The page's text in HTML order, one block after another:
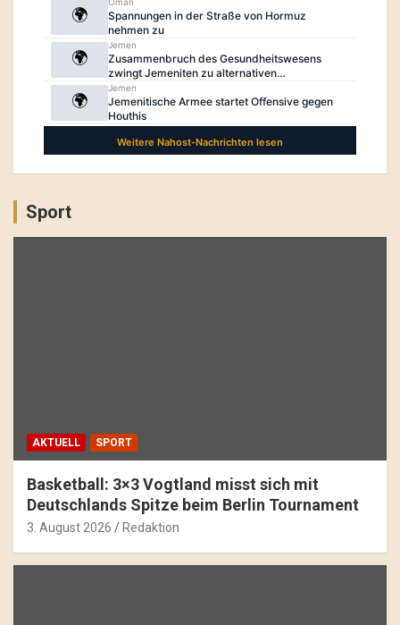
Sport
AKTUELL SPORT
Basketball: 3×3 Vogtland misst sich mit
Deutschlands Spitze beim Berlin Tournament
3. August 2026 Redaktion